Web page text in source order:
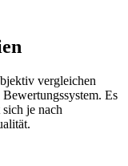
vergleichen
Es
je nach